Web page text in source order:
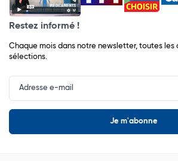
Restez informé !
Chaque mois dans notre newsletter, toutes les
sélections.
Input
Newsletter